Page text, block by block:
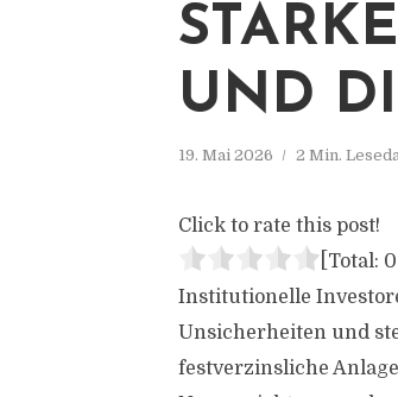
UND
19. Mai 2026 2 Min.
Click to rate this post!
[Total: 0
Institutionelle
Unsicherheiten und
festverzinsliche